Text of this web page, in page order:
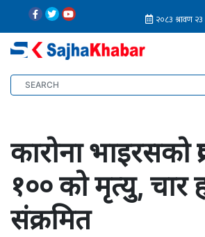
कारोना भाइरसको
१०० को मृत्यु, चार
संक्रमित